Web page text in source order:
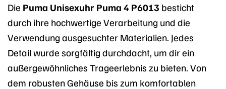
Die Puma Unisexuhr Puma 4 P6013 besticht
durch ihre hochwertige Verarbeitung und die
Verwendung ausgesuchter Materialien. Jedes
Detail wurde sorgfältig durchdacht, um dir ein
außergewöhnliches Trageerlebnis zu bieten. Von
dem robusten Gehäuse bis zum komfortablen